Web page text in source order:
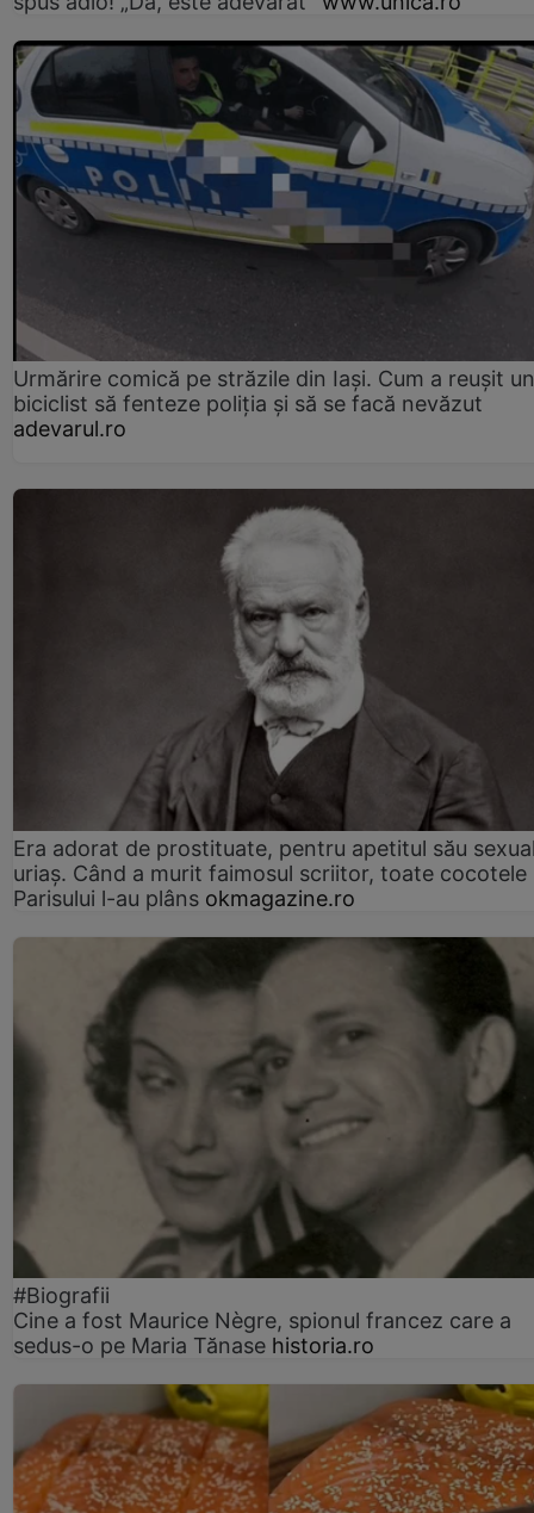
Urmărire comică pe străzile din Iași. Cum a reușit un
biciclist să fenteze poliția și să se facă nevăzut
adevarul.ro
Era adorat de prostituate, pentru apetitul său
uriaș. Când a murit faimosul scriitor, toate cocotele
Parisului l-au plâns okmagazine.ro
#Biografii
Cine a fost Maurice Nègre, spionul francez care a
sedus-o pe Maria Tănase historia.ro